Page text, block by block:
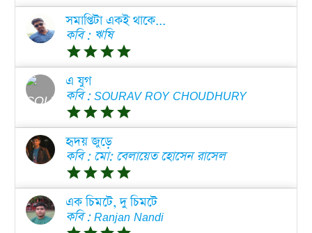
সমাপ্তিটা একই থাকে...
কবি : ঋষি
gradegradegradegrade
এ যুগ
কবি : SOURAV ROY CHOUDHURY
gradegradegradegrade
হৃদয় জুড়ে
কবি : মো: বেলায়েত হোসেন রাসেল
gradegradegradegrade
এক চিমটে, দু চিমটে
কবি : Ranjan Nandi